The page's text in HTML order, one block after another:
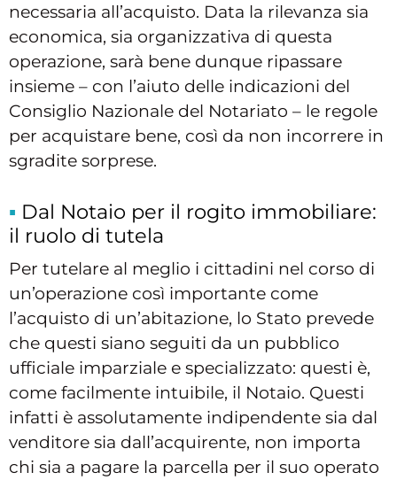
necessaria all’acquisto. Data la rilevanza sia
economica, sia organizzativa di questa
operazione, sarà bene dunque ripassare
insieme – con l’aiuto delle indicazioni del
Consiglio Nazionale del Notariato – le regole
per acquistare bene, così da non incorrere in
sgradite sorprese.
Dal Notaio per il rogito immobiliare:
il ruolo di tutela
Per tutelare al meglio i cittadini nel corso di
un’operazione così importante come
l’acquisto di un’abitazione, lo Stato prevede
che questi siano seguiti da un pubblico
ufficiale imparziale e specializzato: questi è,
come facilmente intuibile, il Notaio. Questi
infatti è assolutamente indipendente sia dal
venditore sia dall’acquirente, non importa
chi sia a pagare la parcella per il suo operato